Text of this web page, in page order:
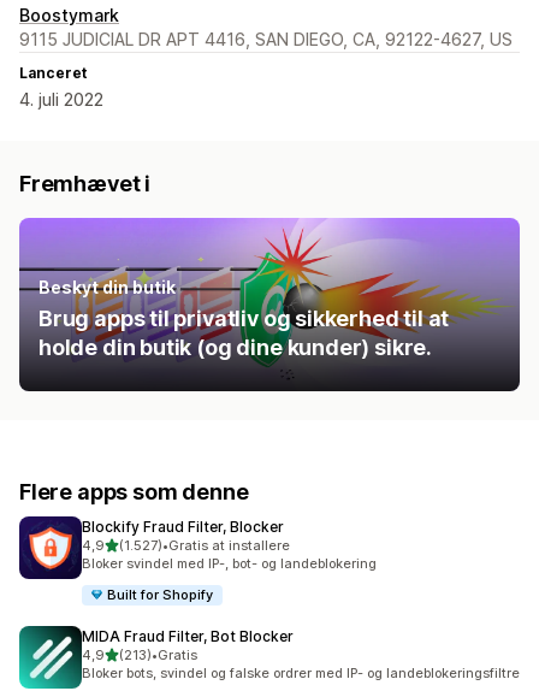
Boostymark
9115 JUDICIAL DR APT 4416, SAN DIEGO, CA, 92122-4627, US
Lanceret
4. juli 2022
Fremhævet i
Beskyt din butik
Brug apps til privatliv og sikkerhed til at
holde din butik (og dine kunder) sikre.
Flere apps som denne
Blockify Fraud Filter, Blocker
4,9ud af 5 stjerner
(1.527)
1527 anmeldelser i alt
•Gratis at installere
Bloker svindel med IP-, bot- og landeblokering
Built for Shopify
MIDA Fraud Filter, Bot Blocker
4,9ud af 5 stjerner
(213)
213 anmeldelser i alt
•Gratis
Bloker bots, svindel og falske ordrer med IP- og landeblokeringsfiltre